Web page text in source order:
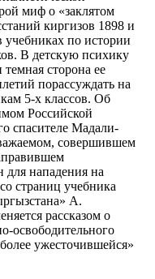
миф о «заклятом
киргизов 1898 и
учебниках по истории
В детскую психику
сторона ее
порассуждать на
5-х классов. Об
Российской
спасителе Мадали-
совершившем
нападения на
страниц учебника
А.
рассказом о
освободительного
ужесточившейся»